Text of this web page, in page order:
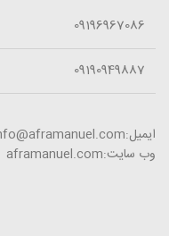
09196967086
09190949887
ایمیل:info@aframanuel.com
وب سایت:aframanuel.com